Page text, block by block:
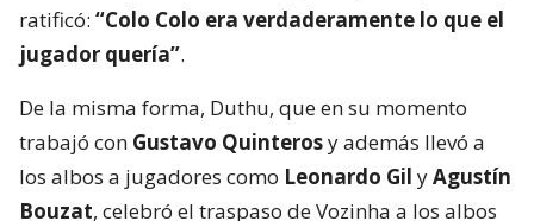
ratificó: “Colo Colo era verdaderamente lo que el
jugador quería”.
De la misma forma, Duthu, que en su momento
trabajó con Gustavo Quinterosy además llevó a
los albos a jugadores como Leonardo Gil yAgustín
Bouzat, celebró el traspaso de Vozinha a los albos